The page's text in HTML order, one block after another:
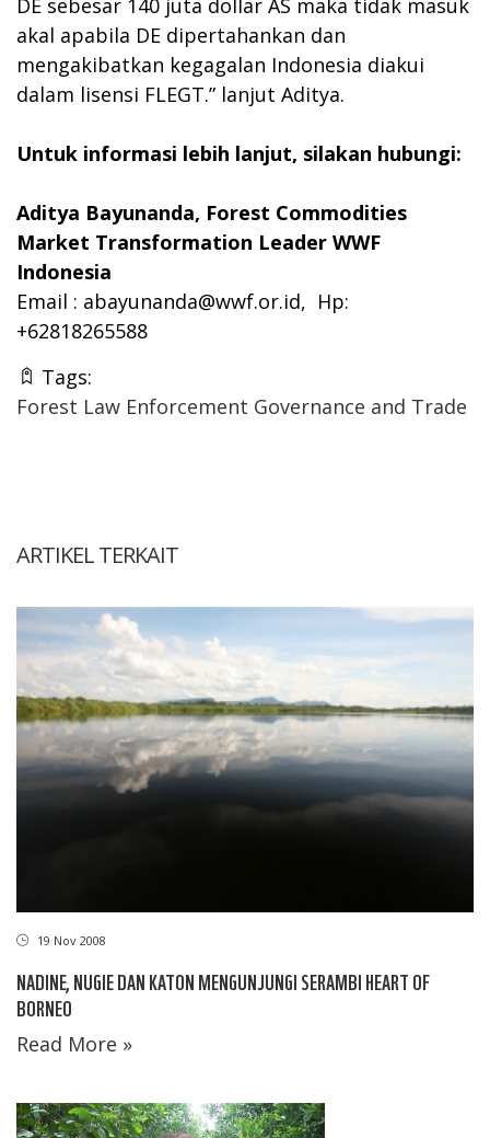
DE sebesar 140 juta dollar AS maka tidak masuk
akal apabila DE dipertahankan dan
mengakibatkan kegagalan Indonesia diakui
dalam lisensi FLEGT.” lanjut Aditya.
Untuk informasi lebih lanjut, silakan hubungi:
Aditya Bayunanda, Forest Commodities
Market Transformation Leader WWF
Indonesia
Email : abayunanda@wwf.or.id, Hp:
+62818265588
Tags:
Forest Law Enforcement Governance and Trade
ARTIKEL TERKAIT
19 Nov 2008
NADINE, NUGIE DAN KATON MENGUNJUNGI SERAMBI HEART OF
BORNEO
Read More »